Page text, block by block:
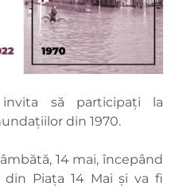
să participați la
din 1970.
14 mai, începând
din Piața 14 Mai și va fi